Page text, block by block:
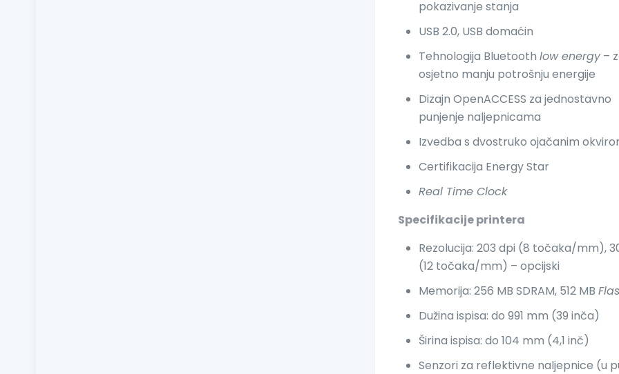
pokazivanje stanja
USB 2.0, USB domaćin
Tehnologija Bluetoothlow energy–
osjetno manju potrošnju energije
Dizajn OpenACCESS za jednostavno
punjenje naljepnicama
Izvedba s dvostruko ojačanim
Certifikacija Energy Star
Real Time Clock
Specifikacije printera
Rezolucija: 203 dpi (8 točaka/mm),
(12 točaka/mm) – opcijski
Memorija: 256 MB SDRAM, 512 MB
Dužina ispisa: do 991 mm (39 inča)
Širina ispisa: do 104 mm (4,1 inč)
Senzori za reflektivne naljepnice (u